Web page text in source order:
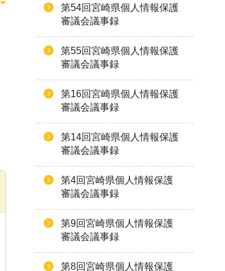
第54回宮崎県個人情報保護
審議会議事録
第55回宮崎県個人情報保護
審議会議事録
第16回宮崎県個人情報保護
審議会議事録
第14回宮崎県個人情報保護
審議会議事録
第4回宮崎県個人情報保護
審議会議事録
第9回宮崎県個人情報保護
審議会議事録
第8回宮崎県個人情報保護